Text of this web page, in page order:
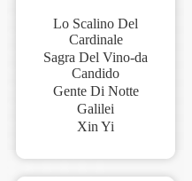
Lo Scalino Del
Cardinale
Sagra Del Vino-da
Candido
Gente Di Notte
Galilei
Xin Yi